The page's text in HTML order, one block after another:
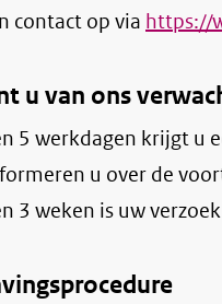
contact op via https://
u van ons
5 werkdagen krijgt u
u over de
3 weken is uw